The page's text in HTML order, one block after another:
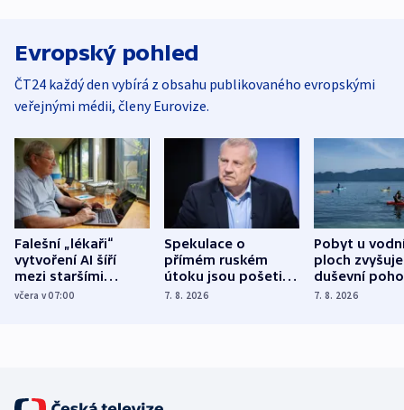
Evropský pohled
ČT24 každý den vybírá z obsahu publikovaného evropskými
veřejnými médii, členy Eurovize.
Falešní „lékaři“
vytvoření AI šíří
mezi staršími
Poláky nebezpečné
včera v 07:00
Spekulace o
přímém ruském
útoku jsou pošetilé,
míní estonský
7. 8. 2026
Pobyt u
ploch zvyšuje
duševní
ukázala
7. 8. 2026